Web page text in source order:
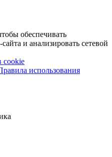
обеспечивать
и анализировать сетевой
cookie
использования